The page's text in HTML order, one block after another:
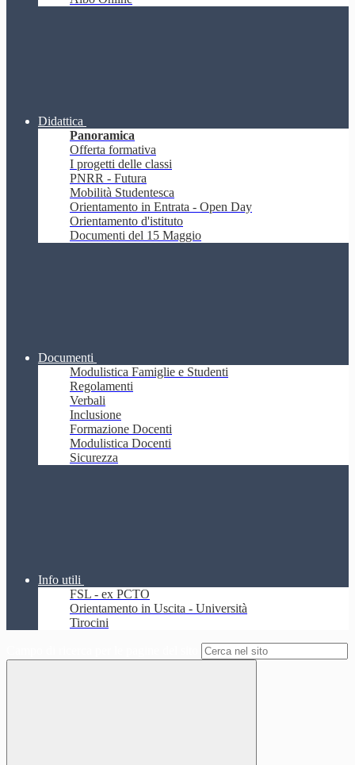
Didattica
Panoramica
Offerta formativa
I progetti delle classi
PNRR - Futura
Mobilità Studentesca
Orientamento in Entrata - Open Day
Orientamento d'istituto
Documenti del 15 Maggio
Documenti
Modulistica Famiglie e Studenti
Regolamenti
Verbali
Inclusione
Formazione Docenti
Modulistica Docenti
Sicurezza
Info utili
FSL - ex PCTO
Orientamento in Uscita - Università
Tirocini